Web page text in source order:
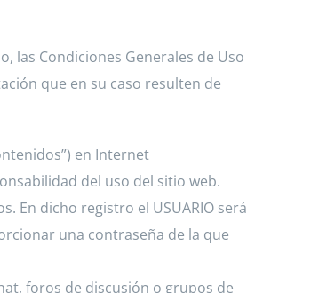
las Condiciones Generales de Uso
que en su caso resulten de
en Internet
del uso del sitio web.
En dicho registro el USUARIO será
una contraseña de la que
foros de discusión o grupos de